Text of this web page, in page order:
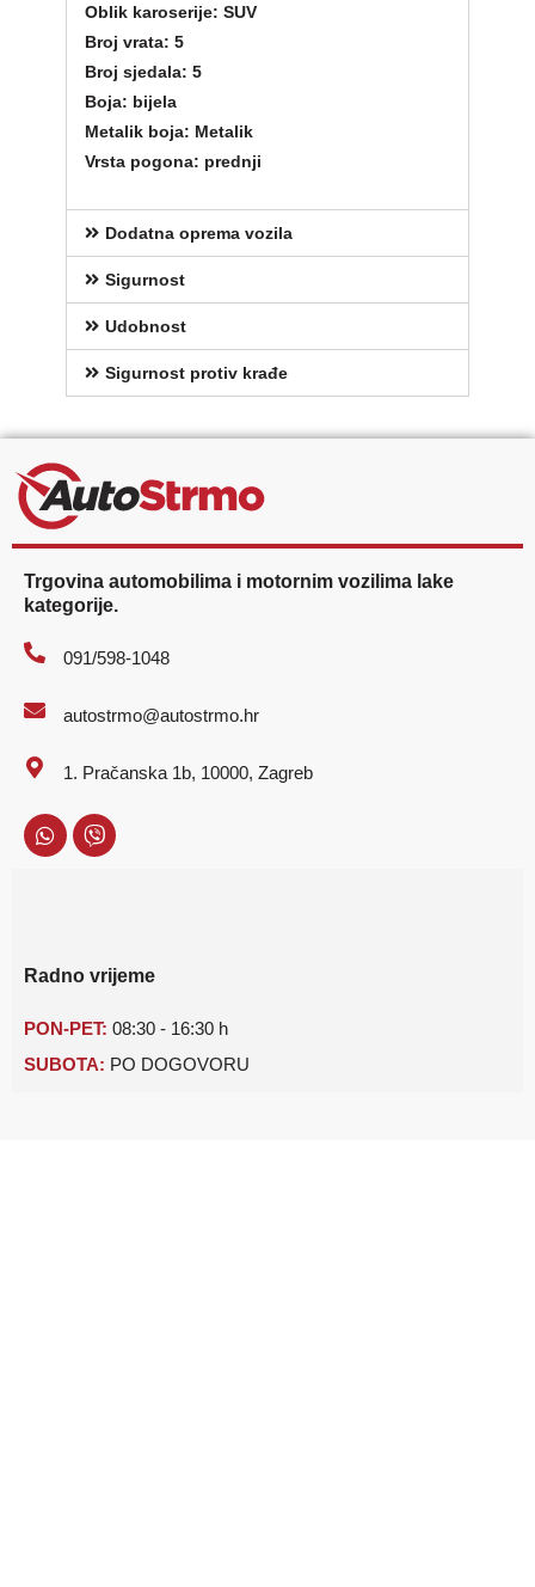
Oblik karoserije: SUV
Broj vrata: 5
Broj sjedala: 5
Boja: bijela
Metalik boja: Metalik
Vrsta pogona: prednji
Dodatna oprema vozila
Sigurnost
Udobnost
Sigurnost protiv krađe
Trgovina automobilima i motornim vozilima lake
kategorije.
091/598-1048
autostrmo@autostrmo.hr
1. Pračanska 1b, 10000, Zagreb
Radno vrijeme
PON-PET: 08:30 - 16:30 h
SUBOTA: PO DOGOVORU